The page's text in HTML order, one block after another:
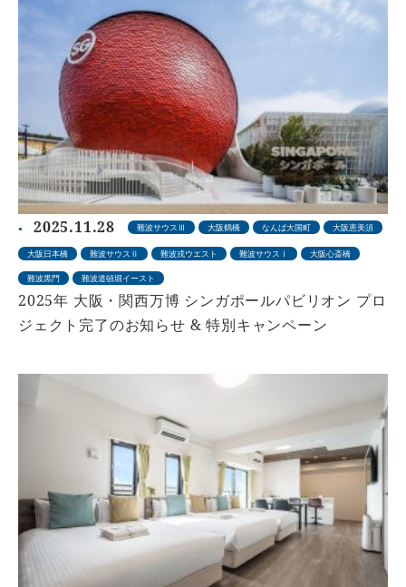
2025.11.28 難波サウスⅢ 大阪鶴橋 なんば大国町 大阪恵美須
大阪日本橋 難波サウスⅡ 難波戎ウエスト 難波サウスⅠ 大阪心斎橋
難波黒門 難波道頓堀イースト
2025年 大阪・関西万博 シンガポールパビリオン プロ
ジェクト完了のお知らせ & 特別キャンペーン